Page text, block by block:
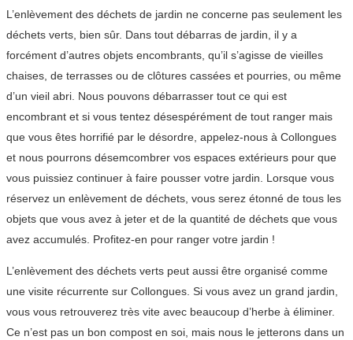
L’enlèvement des déchets de jardin ne concerne pas seulement les
déchets verts, bien sûr. Dans tout débarras de jardin, il y a
forcément d’autres objets encombrants, qu’il s’agisse de vieilles
chaises, de terrasses ou de clôtures cassées et pourries, ou même
d’un vieil abri. Nous pouvons débarrasser tout ce qui est
encombrant et si vous tentez désespérément de tout ranger mais
que vous êtes horrifié par le désordre, appelez-nous à Collongues
et nous pourrons désemcombrer vos espaces extérieurs pour que
vous puissiez continuer à faire pousser votre jardin. Lorsque vous
réservez un enlèvement de déchets, vous serez étonné de tous les
objets que vous avez à jeter et de la quantité de déchets que vous
avez accumulés. Profitez-en pour ranger votre jardin !
L’enlèvement des déchets verts peut aussi être organisé comme
une visite récurrente sur Collongues. Si vous avez un grand jardin,
vous vous retrouverez très vite avec beaucoup d’herbe à éliminer.
Ce n’est pas un bon compost en soi, mais nous le jetterons dans un